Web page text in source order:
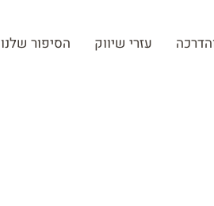
עזרי שיווק הסיפור שלנו